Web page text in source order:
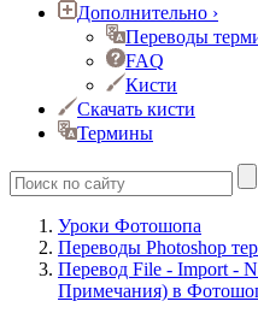
Дополнительно ›
Переводы
FAQ
Кисти
Скачать кисти
Термины
Уроки Фотошопа
Переводы Photoshop
Перевод File - Import -
Примечания) в